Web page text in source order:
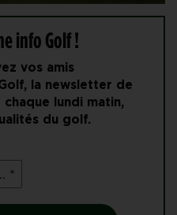
info Golf !
vos amis
la newsletter de
lundi matin,
du golf.